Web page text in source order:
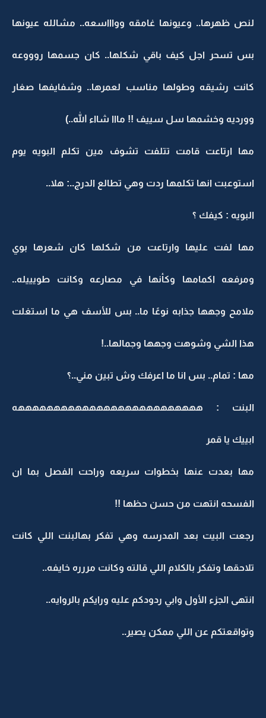
لنص ظهرها.. وعيونها غامقه وواااسعه.. مشالله عيونها
بس تسحر اجل كيف باقي شكلها.. كان جسمها روووعه
كانت رشيقه وطولها مناسب لعمرها.. وشفايفها صغار
وورديه وخشمها سل سييف !! مااا شااء الله..)
مها ارتاعت قامت تتلفت تشوف مين تكلم البويه يوم
استوعبت انها تكلمها ردت وهي تطالع الدرج..: هلا..
البويه : كيفك ؟
مها لفت عليها وارتاعت من شكلها كان شعرها بوي
ومرفعه اكمامها وكأنها في مصارعه وكانت طويييله..
ملامح وجهها جذابه نوعًا ما.. بس للأسف هي ما استغلت
هذا الشي وشوهت وجهها وجمالها..!
مها : تمام.. بس انا ما اعرفك وش تبين مني..؟
البنت : ههههههههههههههههههههههههههه
ابييك يا قمر
مها بعدت عنها بخطوات سريعه وراحت الفصل بما ان
الفسحه انتهت من حسن حظها !!
رجعت البيت بعد المدرسه وهي تفكر بهالبنت اللي كانت
تلاحقها وتفكر بالكلام اللي قالته وكانت مررره خايفه..
انتهى الجزء الأول وابي ردودكم عليه ورايكم بالروايه..
وتواقعتكم عن اللي ممكن يصير..